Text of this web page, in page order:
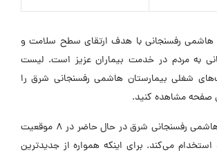
هاشمی رفسنجانی با هدف ارتقای سطح سلامت و
به مردم در خدمت بیماران عزیز است. لیست
شغلی بیمارستان هاشمی رفسنجانی شرق را
صفحه مشاهده کنید.
بیمارستان هاشمی رفسنجانی شرق در حال حاضر در ۸ موقعیت
می‌کند. برای اینکه همواره از جدیدترین